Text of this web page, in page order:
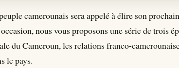
camerounais sera appelé à élire son
nous vous proposons une série de trois
du Cameroun, les relations franco-
le pays.